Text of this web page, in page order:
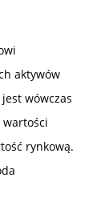
aktywów
wówczas
wartości
rynkową.